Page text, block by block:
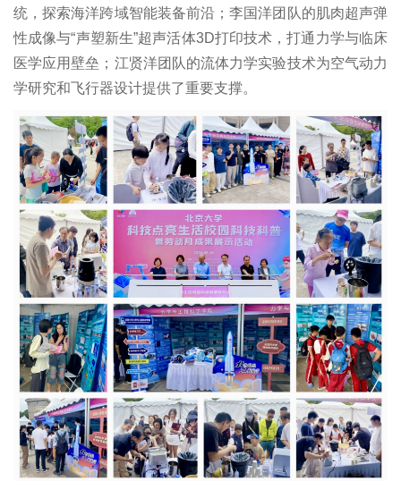
统全
国重
点实
验室
省部
级科
技平
虚体
科研
机构
统，探索海洋跨域智能装备前沿；李国洋团队的肌肉超声弹
性成像与“声塑新生”超声活体3D打印技术，打通力学与临床
医学应用壁垒；江贤洋团队的流体力学实验技术为空气动力
学研究和飞行器设计提供了重要支撑。